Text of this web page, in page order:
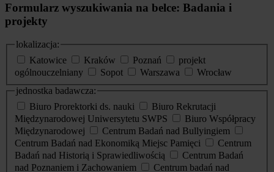
Formularz wyszukiwania na belce: Badania i
projekty
lokalizacja:
Katowice
Kraków Poznań
projekt
ogólnouczelniany
Sopot Warszawa
Wrocław
jednostka badawcza:
Biuro Prorektorki ds. nauki
Biuro Rekrutacji
Międzynarodowej Uniwersytetu SWPS
Biuro Współpracy
Międzynarodowej
Centrum Badań nad Bullyingiem
Centrum Badań nad Ekonomiką Miejsc Pamięci
Centrum
Badań nad Historią i Sprawiedliwością
Centrum Badań
nad Poznaniem i Zachowaniem
Centrum badań nad